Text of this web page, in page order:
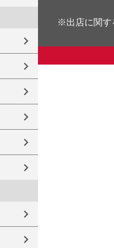
※出店に関す